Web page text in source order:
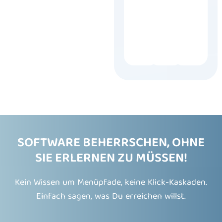
SOFTWARE BEHERRSCHEN, OHNE
SIE ERLERNEN ZU MÜSSEN!
Kein Wissen um Menüpfade, keine Klick-Kaskaden.
Einfach sagen, was Du erreichen willst.